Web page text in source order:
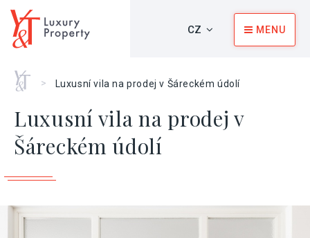
CZ MENU
Home
> Luxusní vila na prodej v Šáreckém údolí
Luxusní vila na prodej v
Šáreckém údolí